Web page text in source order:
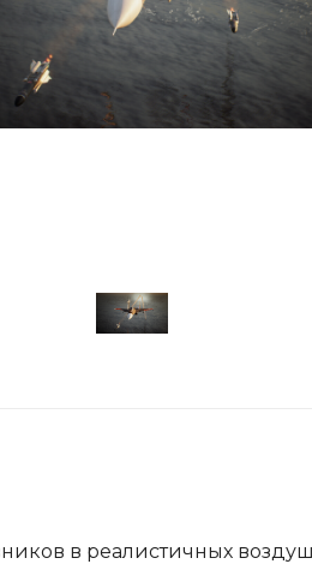
в реалистичных